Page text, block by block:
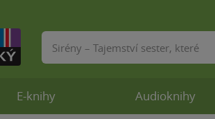
E-knihy Audioknihy
Vyhledávání